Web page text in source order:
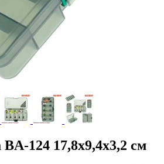
124 17,8х9,4х3,2 см